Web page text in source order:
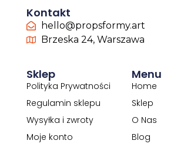
Menu
Home
Sklep
O Nas
Blog
Sklep
Polityka Prywatności
Regulamin sklepu
Wysyłka i zwroty
Moje konto
Kontakt
hello@propsformy.art
Brzeska 24, Warszawa